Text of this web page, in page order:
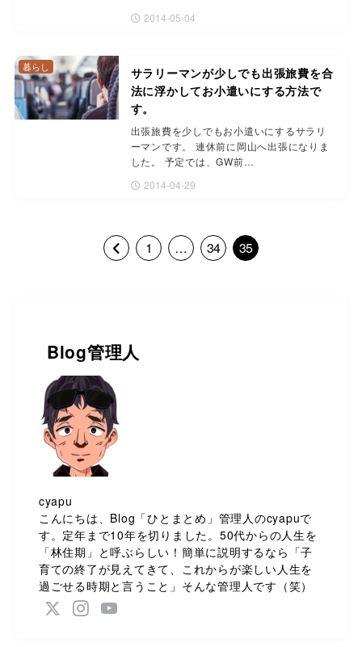
2014-05-04
サラリーマンが少しでも出張旅費を合
法に浮かしてお小遣いにする方法で
す。
出張旅費を少しでもお小遣いにするサラリ
ーマンです。 連休前に岡山へ出張になりま
した。 予定では、GW前…
2014-04-29
暮らし
1 … 34 35
Blog管理人
cyapu
こんにちは、Blog「ひとまとめ」管理人のcyapuで
す。定年まで10年を切りました。50代からの人生を
「林住期」と呼ぶらしい！簡単に説明するなら「子
育ての終了が見えてきて、これからが楽しい人生を
過ごせる時期と言うこと」そんな管理人です（笑）